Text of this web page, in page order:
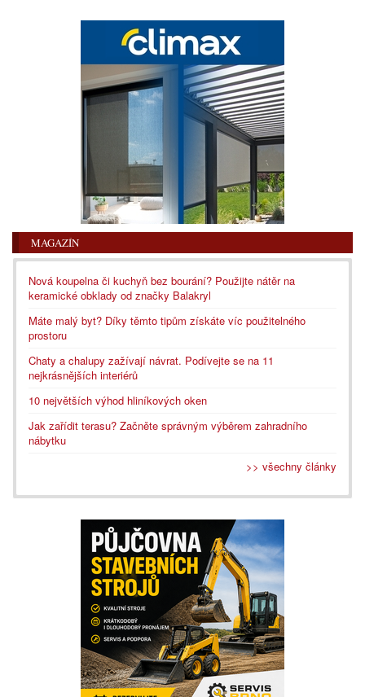
MAGAZÍN
Nová koupelna či kuchyň bez bourání? Použijte nátěr na
keramické obklady od značky Balakryl
Máte malý byt? Díky těmto tipům získáte víc použitelného
prostoru
Chaty a chalupy zažívají návrat. Podívejte se na 11
nejkrásnějších interiérů
10 největších výhod hliníkových oken
Jak zařídit terasu? Začněte správným výběrem zahradního
nábytku
>> všechny články